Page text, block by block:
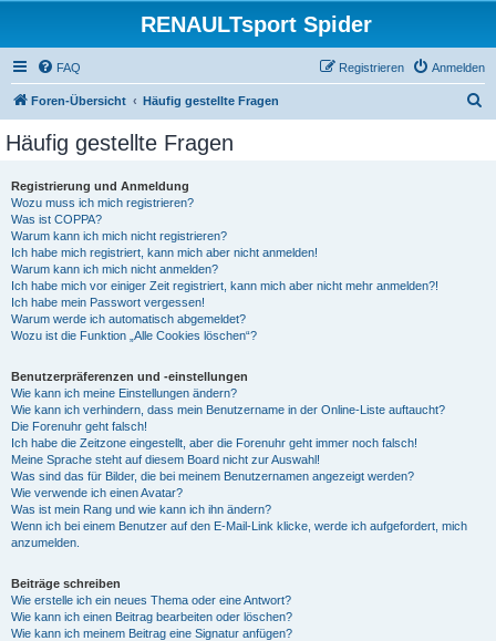
RENAULTsport Spider
FAQ Anmelden
Registrieren
Foren-Übersicht Häufig gestellte Fragen
Häufig gestellte Fragen
Registrierung und Anmeldung
Wozu muss ich mich registrieren?
Was ist COPPA?
Warum kann ich mich nicht registrieren?
Ich habe mich registriert, kann mich aber nicht anmelden!
Warum kann ich mich nicht anmelden?
Ich habe mich vor einiger Zeit registriert, kann mich aber nicht mehr anmelden?!
Ich habe mein Passwort vergessen!
Warum werde ich automatisch abgemeldet?
Wozu ist die Funktion „Alle Cookies löschen“?
Benutzerpräferenzen und -einstellungen
Wie kann ich meine Einstellungen ändern?
Wie kann ich verhindern, dass mein Benutzername in der Online-Liste auftaucht?
Die Forenuhr geht falsch!
Ich habe die Zeitzone eingestellt, aber die Forenuhr geht immer noch falsch!
Meine Sprache steht auf diesem Board nicht zur Auswahl!
Was sind das für Bilder, die bei meinem Benutzernamen angezeigt werden?
Wie verwende ich einen Avatar?
Was ist mein Rang und wie kann ich ihn ändern?
Wenn ich bei einem Benutzer auf den E-Mail-Link klicke, werde ich aufgefordert, mich
anzumelden.
Beiträge schreiben
Wie erstelle ich ein neues Thema oder eine Antwort?
Wie kann ich einen Beitrag bearbeiten oder löschen?
Wie kann ich meinem Beitrag eine Signatur anfügen?